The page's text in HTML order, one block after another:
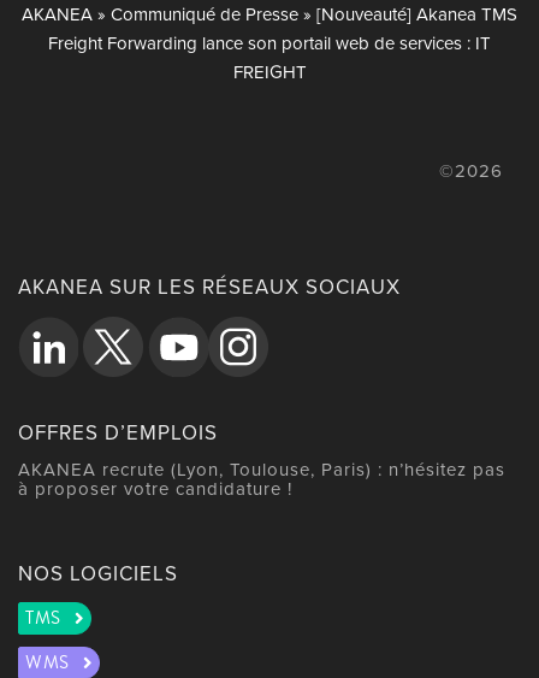
AKANEA» Communiqué de Presse» [Nouveauté] Akanea TMS
Freight Forwarding lance son portail web de services : IT
FREIGHT
©2026
AKANEA SUR LES RÉSEAUX SOCIAUX
OFFRES D’EMPLOIS
AKANEA recrute (Lyon, Toulouse, Paris) : n’hésitez pas
à proposer votre candidature !
NOS LOGICIELS
TMS
WMS